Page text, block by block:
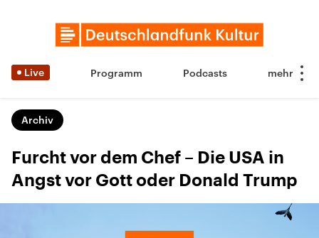
Live Programm Podcasts
Archiv
Furcht vor dem Chef – Die USA in
Angst vor Gott oder Donald Trump